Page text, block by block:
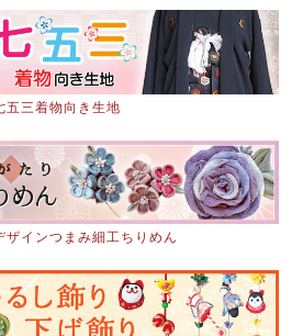
五三着物向き生地
ザインつまみ細工ちりめん